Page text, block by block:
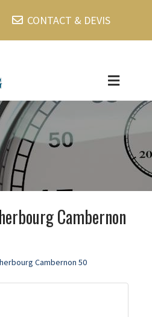
CONTACT & DEVIS
Cambernon
Cambernon 50